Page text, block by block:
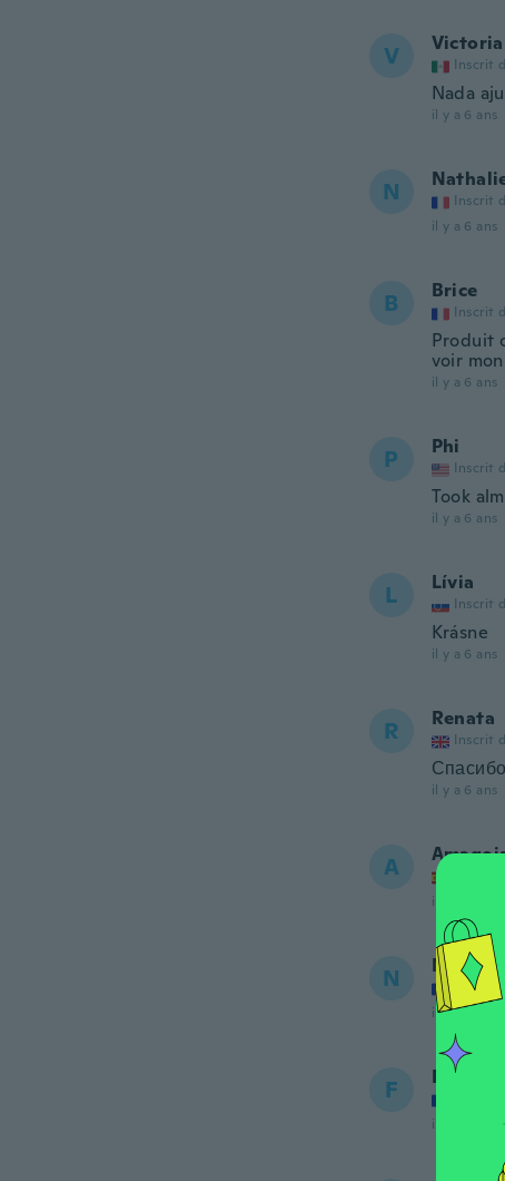
V Victoria
Inscrit
Nada
il y a 6 ans
N Inscrit
il y a 6 ans
B Brice
Inscrit
Produit
voir
il y a 6 ans
P Phi
Inscrit
Took
il y a 6 ans
L Lívia
Inscrit
Krásne
il y a 6 ans
R Renata
Inscrit
il y a 6 ans
A Inscrit
il y a 6 ans
N Noemie
Inscrit
il y a 6 ans
F Fleur
Inscrit
il y a 6 ans